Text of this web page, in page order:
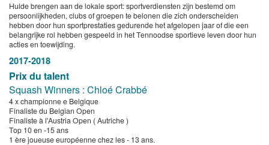
Hulde brengen aan de lokale sport: sportverdiensten zijn bestemd om
persoonlijkheden, clubs of groepen te belonen die zich onderscheiden
hebben door hun sportprestaties gedurende het afgelopen jaar of die een
belangrijke rol hebben gespeeld in het Tennoodse sportieve leven door hun
acties en toewijding.
2017-2018
Prix du talent
Squash Winners : Chloé Crabbé
4 x championne e Belgique
Finaliste du Belgian Open
Finaliste à l'Austria Open ( Autriche )
Top 10 en -15 ans
1 ère joueuse européenne chez les - 13 ans.